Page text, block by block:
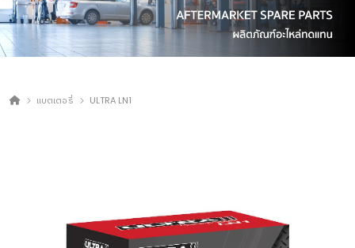
แบตเตอรี่ ULTRA LN1